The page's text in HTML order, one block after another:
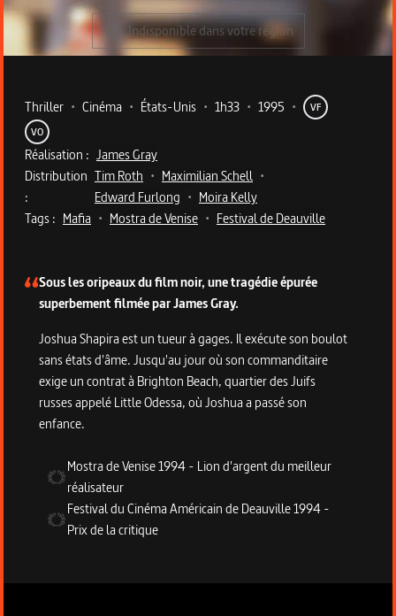
Indisponible dans votre région
Metadata du programme
Thriller • Cinéma • États-Unis • 1h33 • 1995 •
VF
VO
Réalisation : James Gray
Distribution
:
Tim Roth • Maximilian Schell •
Edward Furlong • Moira Kelly
Tags : Mafia • Mostra de Venise • Festival de Deauville
Sous les oripeaux du film noir, une tragédie épurée
superbement filmée par James Gray.
Joshua Shapira est un tueur à gages. Il exécute son boulot
sans états d'âme. Jusqu'au jour où son commanditaire
exige un contrat à Brighton Beach, quartier des Juifs
russes appelé Little Odessa, où Joshua a passé son
enfance.
Mostra de Venise1994- Lion d'argent du meilleur
réalisateur
Festival du Cinéma Américain de Deauville1994-
Prix de la critique